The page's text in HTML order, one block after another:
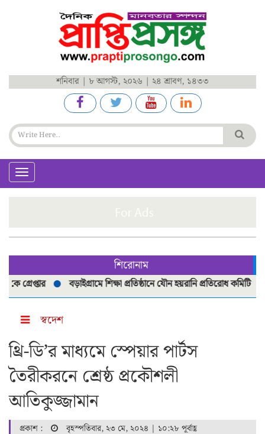
শনিবার | ৮ আগস্ট, ২০২৬ | ২৪ শ্রাবণ, ১৪৩৩
Toggle
navigation
শিরোনাম
বড়াইগ্রামে শিক্ষা প্রতিষ্ঠানে যৌন হয়রানি প্রতিরোধ কমিটি পুনর্গঠনে
স্বদেশ
থ্রি-ডি’র মাধ্যমে স্পেয়ার পার্টস
তৈরীকরনে শ্রেষ্ঠ প্রকৌশলী
আতিকুজ্জামান
প্রকাশ : বৃহস্পতিবার, ২৩ মে, ২০২৪ | ১০:২৮ পূর্বাহ্ণ